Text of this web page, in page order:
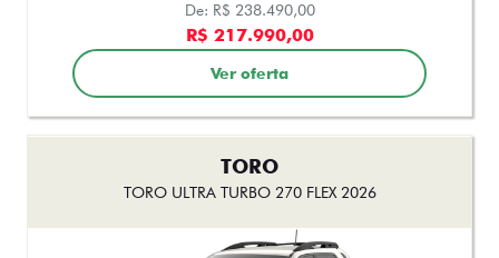
FALE AGORA: (61) 99258-3731
FINANCIAMENTO
De: R$ 238.490,00
R$ 217.990,00